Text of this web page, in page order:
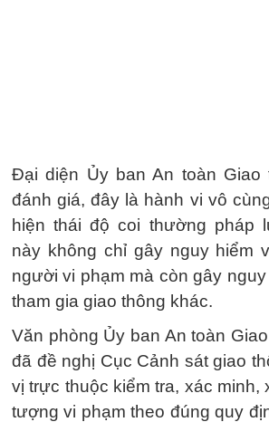
Đại diện Ủy ban An toàn Giao
đánh giá, đây là hành vi vô
hiện thái độ coi thường pháp
này không chỉ gây nguy hiểm
người vi phạm mà còn gây
tham gia giao thông khác.
Văn phòng Ủy ban An toàn
đã đề nghị Cục Cảnh sát giao
vị trực thuộc kiểm tra, xác minh,
tượng vi phạm theo đúng quy